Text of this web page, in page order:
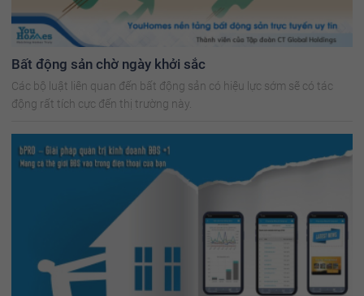
Bất động sản chờ ngày khởi sắc
Các bộ luật liên quan đến bất động sản có hiệu lực sớm sẽ có tác
động rất tích cực đến thị trường này.